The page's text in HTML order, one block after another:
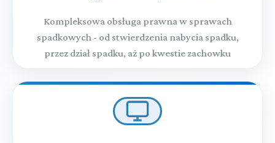
Kompleksowa obsługa prawna w sprawach
spadkowych - od stwierdzenia nabycia spadku,
przez dział spadku, aż po kwestie zachowku